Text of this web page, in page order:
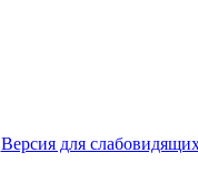
Версия для